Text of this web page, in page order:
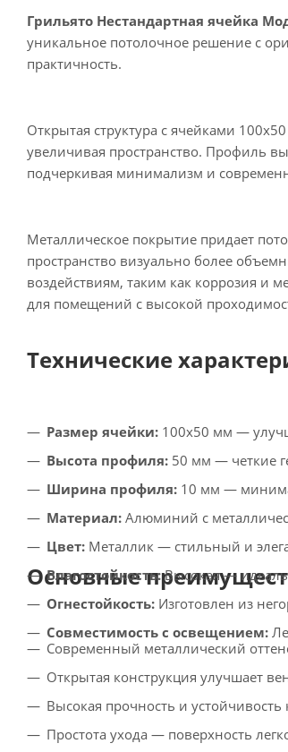
Грильято Нестандартная ячейка
уникальное потолочное решение с
практичность.
Открытая структура с ячейками
увеличивая пространство. Профиль
подчеркивая минимализм и
Металлическое покрытие придает
пространство визуально более
воздействиям, таким как коррозия и
для помещений с высокой
Технические
Размер ячейки: 100х50 мм —
Высота профиля: 50 мм — четкие
Ширина профиля: 10 мм —
Материал: Алюминий с
Цвет: Металлик — стильный и
Влагостойкость:Высокая —
Огнестойкость: Изготовлен из
Совместимость с освещением:
Основные
Современный металлический
Открытая конструкция улучшает
Высокая прочность и
Простота ухода — поверхность